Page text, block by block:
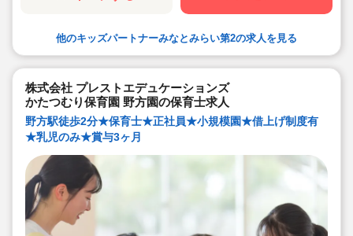
他のキッズパートナーみなとみらい第2の求人を見る
株式会社 プレストエデュケーションズ
かたつむり保育園 野方園の保育士求人
野方駅徒歩2分★保育士★正社員★小規模園★借上げ制度有
★乳児のみ★賞与3ヶ月